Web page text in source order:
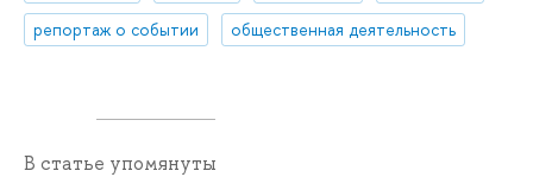
репортаж о событии
общественная деятельность
В статье упомянуты